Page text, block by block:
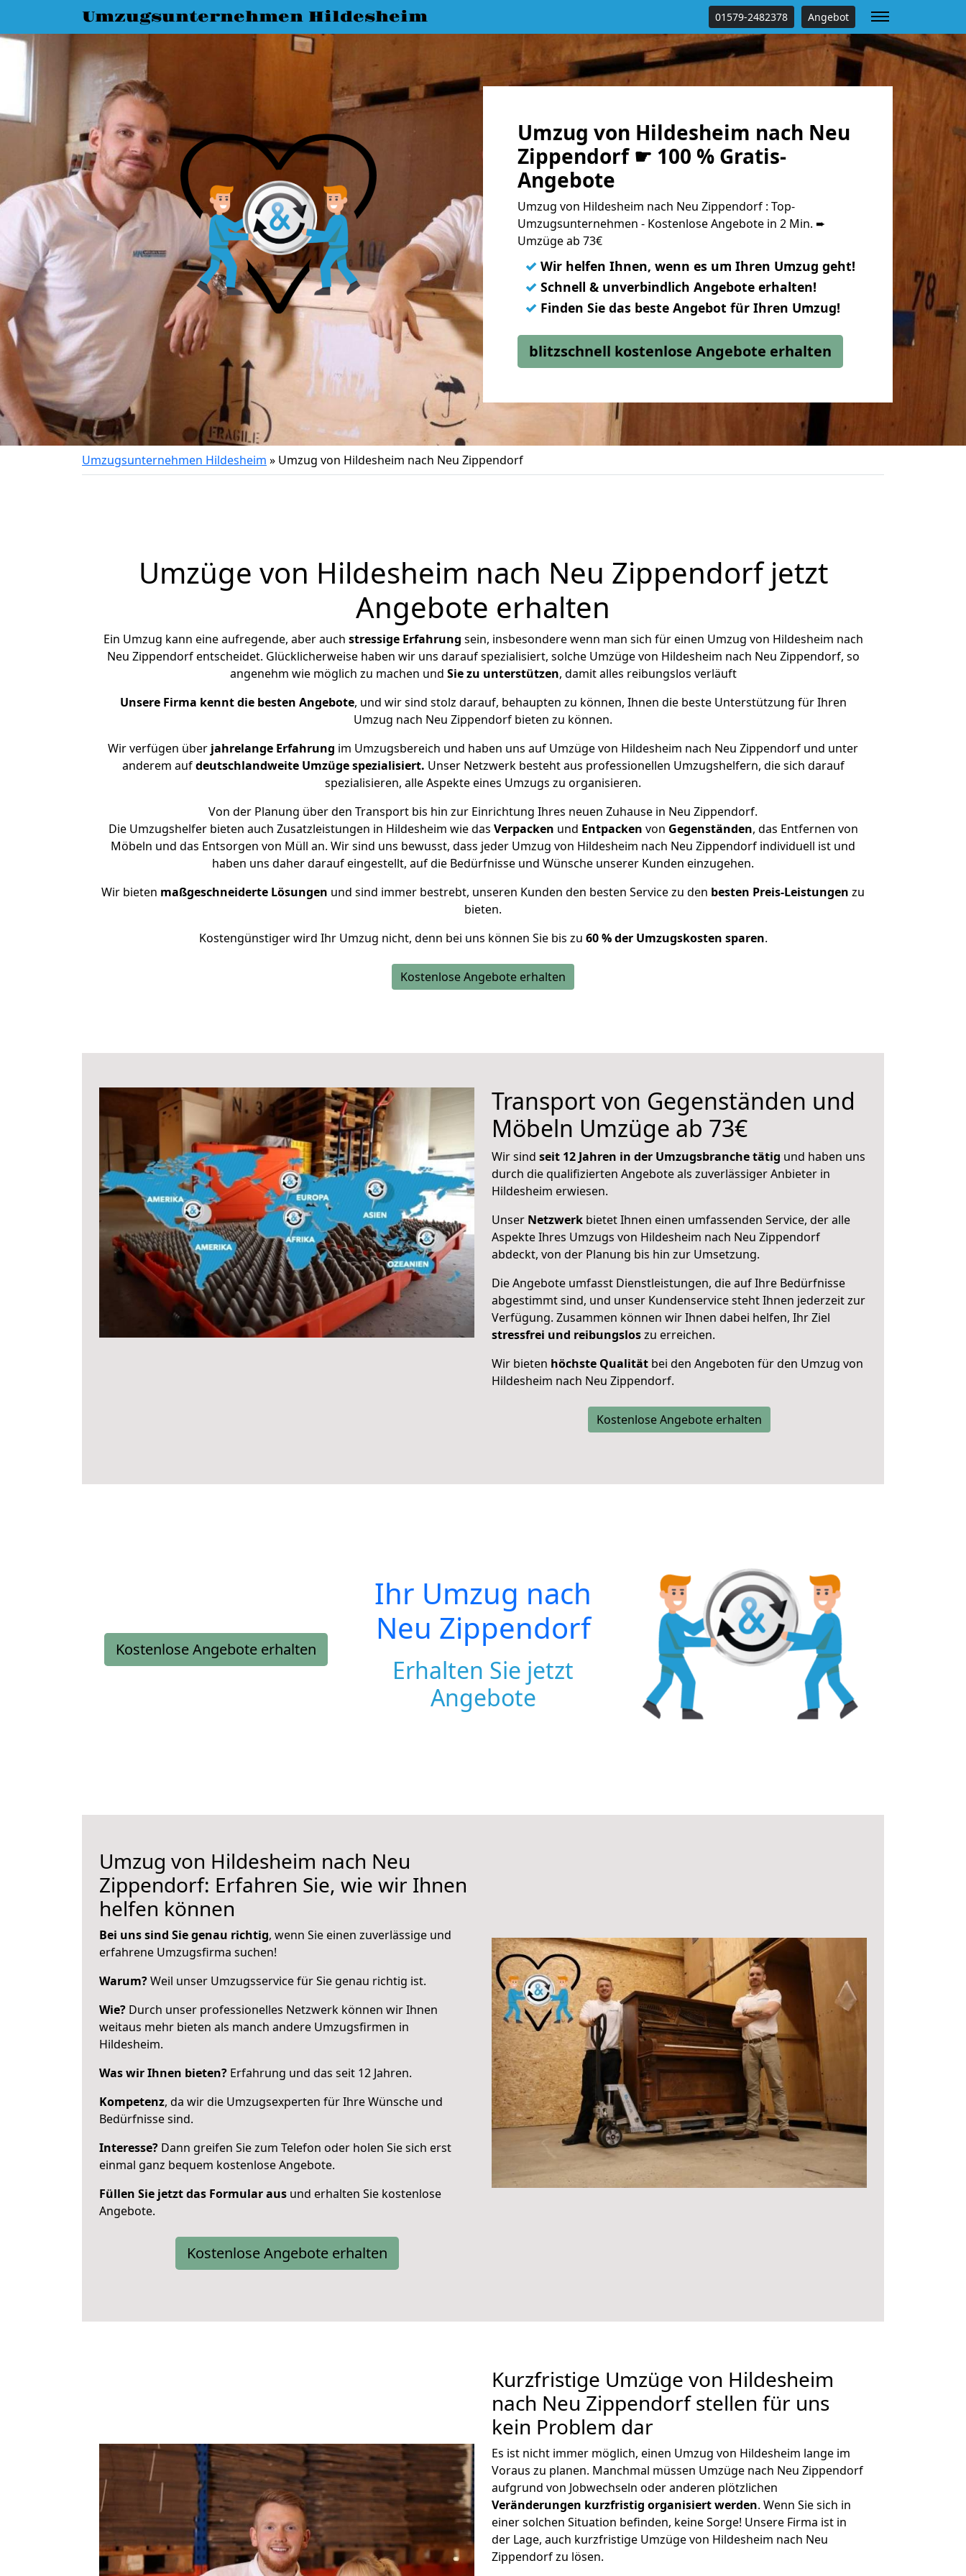
Umzugsunternehmen Hildesheim 01579-2482378 Angebot
Umzug von Hildesheim nach Neu
Zippendorf ☛ 100 % Gratis-
Angebote
Umzug von Hildesheim nach Neu Zippendorf : Top-
Umzugsunternehmen - Kostenlose Angebote in 2 Min. ➨
Umzüge ab 73€
✓ Wir helfen Ihnen, wenn es um Ihren Umzug geht!
✓ Schnell & unverbindlich Angebote erhalten!
✓ Finden Sie das beste Angebot für Ihren Umzug!
blitzschnell kostenlose Angebote erhalten
Umzugsunternehmen Hildesheim » Umzug von Hildesheim nach Neu Zippendorf
Umzüge von Hildesheim nach Neu Zippendorf jetzt
Angebote erhalten
Ein Umzug kann eine aufregende, aber auch stressige Erfahrung sein, insbesondere wenn man sich für einen Umzug von Hildesheim nach
Neu Zippendorf entscheidet. Glücklicherweise haben wir uns darauf spezialisiert, solche Umzüge von Hildesheim nach Neu Zippendorf, so
angenehm wie möglich zu machen und Sie zu unterstützen, damit alles reibungslos verläuft
Unsere Firma kennt die besten Angebote, und wir sind stolz darauf, behaupten zu können, Ihnen die beste Unterstützung für Ihren
Umzug nach Neu Zippendorf bieten zu können.
Wir verfügen über jahrelange Erfahrung im Umzugsbereich und haben uns auf Umzüge von Hildesheim nach Neu Zippendorf und unter
anderem aufdeutschlandweite Umzüge spezialisiert. Unser Netzwerk besteht aus professionellen Umzugshelfern, die sich darauf
spezialisieren, alle Aspekte eines Umzugs zu organisieren.
Von der Planung über den Transport bis hin zur Einrichtung Ihres neuen Zuhause in Neu Zippendorf.
Die Umzugshelfer bieten auch Zusatzleistungen in Hildesheim wie das Verpacken und Entpacken von Gegenständen, das Entfernen von
Möbeln und das Entsorgen von Müll an. Wir sind uns bewusst, dass jeder Umzug von Hildesheim nach Neu Zippendorf individuell ist und
haben uns daher darauf eingestellt, auf die Bedürfnisse und Wünsche unserer Kunden einzugehen.
Wir bieten maßgeschneiderte Lösungen und sind immer bestrebt, unseren Kunden den besten Service zu den besten Preis-Leistungen zu
bieten.
Kostengünstiger wird Ihr Umzug nicht, denn bei uns können Sie bis zu 60 % der Umzugskosten sparen.
Kostenlose Angebote erhalten
Transport von Gegenständen und
Möbeln Umzüge ab 73€
Wir sind seit 12 Jahren in der Umzugsbranche tätig und haben uns
durch die qualifizierten Angebote als zuverlässiger Anbieter in
Hildesheim erwiesen.
Unser Netzwerk bietet Ihnen einen umfassenden Service, der alle
Aspekte Ihres Umzugs von Hildesheim nach Neu Zippendorf
abdeckt, von der Planung bis hin zur Umsetzung.
Die Angebote umfasst Dienstleistungen, die auf Ihre Bedürfnisse
abgestimmt sind, und unser Kundenservice steht Ihnen jederzeit zur
Verfügung. Zusammen können wir Ihnen dabei helfen, Ihr Ziel
stressfrei und reibungsloszu erreichen.
Wir bieten höchste Qualität bei den Angeboten für den Umzug von
Hildesheim nach Neu Zippendorf.
Kostenlose Angebote erhalten
Kostenlose Angebote erhalten
Ihr Umzug nach
Neu Zippendorf
Erhalten Sie jetzt
Angebote
Umzug von Hildesheim nach Neu
Zippendorf: Erfahren Sie, wie wir Ihnen
helfen können
Bei uns sind Sie genau richtig, wenn Sie einen zuverlässige und
erfahrene Umzugsfirma suchen!
Warum?Weil unser Umzugsservice für Sie genau richtig ist.
Wie? Durch unser professionelles Netzwerk können wir Ihnen
weitaus mehr bieten als manch andere Umzugsfirmen in
Hildesheim.
Was wir Ihnen bieten? Erfahrung und das seit 12 Jahren.
Kompetenz, da wir die Umzugsexperten für Ihre Wünsche und
Bedürfnisse sind.
Interesse? Dann greifen Sie zum Telefon oder holen Sie sich erst
einmal ganz bequem kostenlose Angebote.
Füllen Sie jetzt das Formular aus und erhalten Sie kostenlose
Angebote.
Kostenlose Angebote erhalten
Kurzfristige Umzüge von Hildesheim
nach Neu Zippendorf stellen für uns
kein Problem dar
Es ist nicht immer möglich, einen Umzug von Hildesheim lange im
Voraus zu planen. Manchmal müssen Umzüge nach Neu Zippendorf
aufgrund von Jobwechseln oder anderen plötzlichen
Veränderungen kurzfristig organisiert werden. Wenn Sie sich in
einer solchen Situation befinden, keine Sorge! Unsere Firma ist in
der Lage, auch kurzfristige Umzüge von Hildesheim nach Neu
Zippendorf zu lösen.